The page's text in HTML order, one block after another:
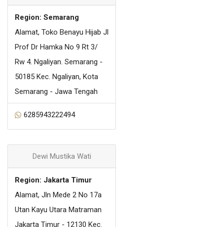
Region: Semarang
Alamat, Toko Benayu Hijab Jl
Prof Dr Hamka No 9 Rt 3/
Rw 4. Ngaliyan. Semarang -
50185 Kec. Ngaliyan, Kota
Semarang - Jawa Tengah
6285943222494
Dewi Mustika Wati
Region: Jakarta Timur
Alamat, Jln Mede 2 No 17a
Utan Kayu Utara Matraman
Jakarta Timur - 12130 Kec.